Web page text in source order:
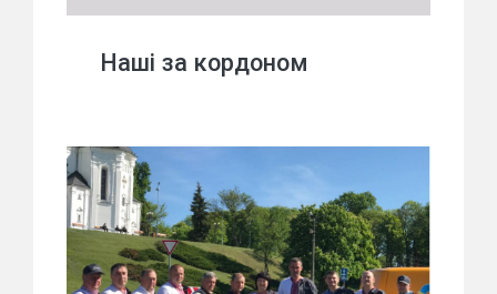
Наші за кордоном